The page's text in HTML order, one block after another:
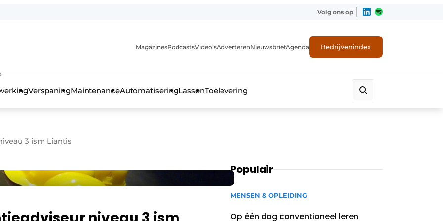
Volg ons op
MagazinesPodcastsVideo’sAdverterenNieuwsbriefAgenda Bedrijvenindex
VerspaningMaintenanceAutomatiseringLassenToelevering
3 ism Liantis
Populair
MENSEN & OPLEIDING
Op één dag conventioneel leren